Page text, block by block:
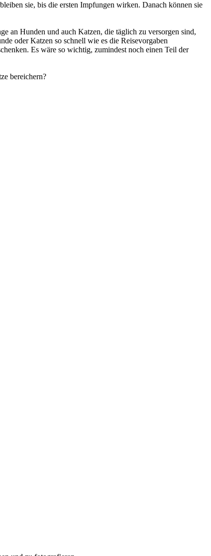
sie, bis die ersten Impfungen wirken. Danach können sie
an Hunden und auch Katzen, die täglich zu versorgen sind,
oder Katzen so schnell wie es die Reisevorgaben
Es wäre so wichtig, zumindest noch einen Teil der
bereichern?